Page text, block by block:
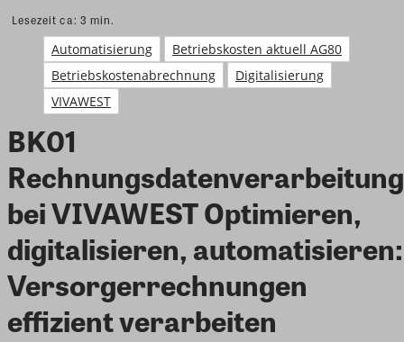
Lesezeit ca: 3 min.
Automatisierung
Betriebskosten aktuell AG80
Betriebskostenabrechnung
Digitalisierung
VIVAWEST
BK01
Rechnungsdatenverarbeitung
bei VIVAWEST Optimieren,
digitalisieren, automatisieren:
Versorgerrechnungen
effizient verarbeiten